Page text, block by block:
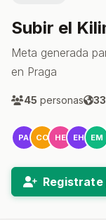
Subir el
Meta generada
en Praga
45 personas 33
PA CO HE EH EM